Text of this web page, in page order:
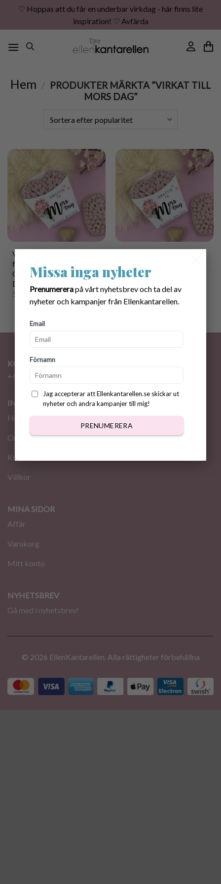
Missa inga nyheter
Prenumererapå vårt nyhetsbrev och ta del av
nyheter och kampanjer från Ellenkantarellen.
Email
Förnamn
Jag accepterar att Ellenkantarellen.se skickar ut
nyheter och andra kampanjer till mig!
PRENUMERERA
♡ Hoppas att du får en underbar virkdag - här finns lite
inspiration! ♡ Avfärda
Hem / PRODUKTER MÄRKTA ”VIRKAT TILL
MORS DAG”
Virkmönster +
förpackningar till
Glasunderlägg ”Mors
Dag”
50.00 kr
Glasunderlägg
KONTAKT
+46 72 310 46 48
INFORMATION
Hem
Om oss
Kontakt
Villkor
MINA SIDOR
Affär
Varukorg
Mitt konto
NYHETSBREV
Gå med i nyhetsbrev!
© 2026 EllenKantarellen. Alla rättigheter förbehållna